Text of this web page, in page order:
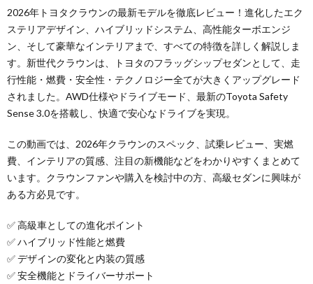
2026年トヨタクラウンの最新モデルを徹底レビュー！進化したエク
ステリアデザイン、ハイブリッドシステム、高性能ターボエンジ
ン、そして豪華なインテリアまで、すべての特徴を詳しく解説しま
す。新世代クラウンは、トヨタのフラッグシップセダンとして、走
行性能・燃費・安全性・テクノロジー全てが大きくアップグレード
されました。AWD仕様やドライブモード、最新のToyota Safety
Sense 3.0を搭載し、快適で安心なドライブを実現。
この動画では、2026年クラウンのスペック、試乗レビュー、実燃
費、インテリアの質感、注目の新機能などをわかりやすくまとめて
います。クラウンファンや購入を検討中の方、高級セダンに興味が
ある方必見です。
✅ 高級車としての進化ポイント
✅ ハイブリッド性能と燃費
✅ デザインの変化と内装の質感
✅ 安全機能とドライバーサポート